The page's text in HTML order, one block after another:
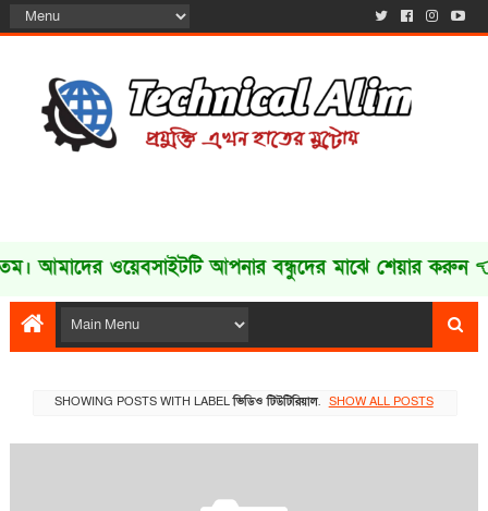
ওয়েবসাইটটি আপনার বন্ধুদের মাঝে শেয়ার করুন
SHOWING POSTS WITH LABELভিডিও টিউটিরিয়াল. SHOW ALL POSTS